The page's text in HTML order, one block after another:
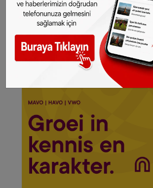
Sitemizde yayımlanan haberlerin
hakkıSONHABER.eu
’ya aittir.
kaynak olarak gösterilmeden
için hukuki işlem başlatılacaktır.